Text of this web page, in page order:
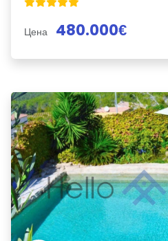
Цена 480.000€
Previous